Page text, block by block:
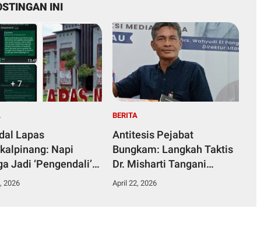
INI
Lapas
Napi
Jadi ‘Pengendali’
dari Kamar
2026
BERITA
Antitesis Pejabat
Bungkam: Langkah Taktis
Dr. Misharti Tangani
Skandal Belatung Tuai
April 22, 2026